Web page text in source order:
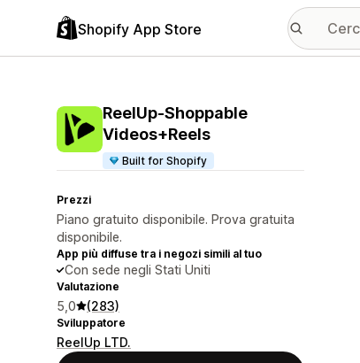
Shopify App Store
ReelUp‑Shoppable
Videos+Reels
Built for Shopify
Prezzi
Piano gratuito disponibile. Prova gratuita
disponibile.
App più diffuse tra i negozi simili al tuo
Con sede negli Stati Uniti
Valutazione
5,0 (283)
Sviluppatore
ReelUp LTD.